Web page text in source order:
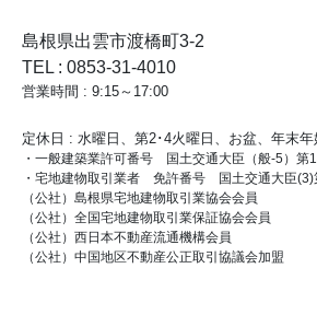
島根県出雲市渡橋町3-2
TEL : 0853-31-4010
営業時間 : 9:15～17:00
定休日 : 水曜日、第2･4火曜日、お盆、年末年
・一般建築業許可番号 国土交通大臣（般-5）第
・宅地建物取引業者 免許番号 国土交通大臣(3)
（公社）島根県宅地建物取引業協会会員
（公社）全国宅地建物取引業保証協会会員
（公社）西日本不動産流通機構会員
（公社）中国地区不動産公正取引協議会加盟